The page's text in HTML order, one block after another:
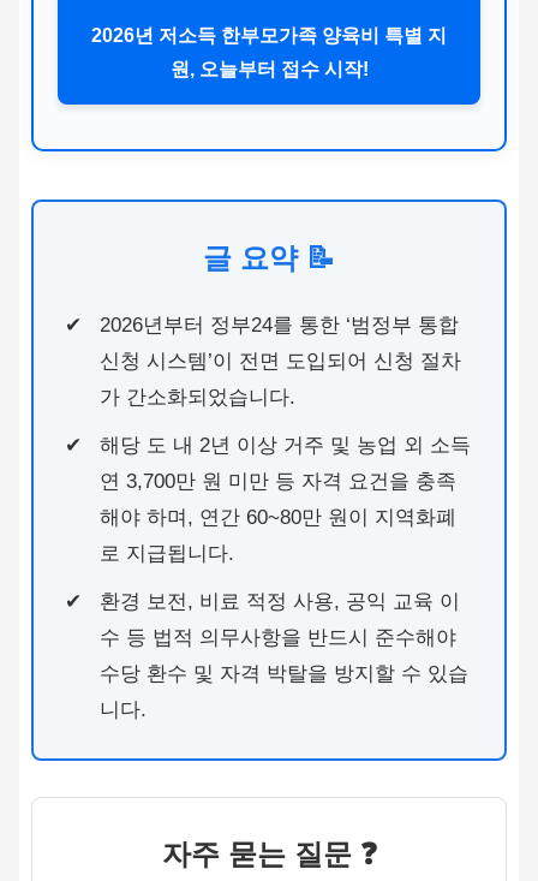
2026년 저소득 한부모가족 양육비 특별 지
원, 오늘부터 접수 시작!
글 요약 📝
2026년부터 정부24를 통한 ‘범정부 통합
신청 시스템’이 전면 도입되어 신청 절차
가 간소화되었습니다.
해당 도 내 2년 이상 거주 및 농업 외 소득
연 3,700만 원 미만 등 자격 요건을 충족
해야 하며, 연간 60~80만 원이 지역화폐
로 지급됩니다.
환경 보전, 비료 적정 사용, 공익 교육 이
수 등 법적 의무사항을 반드시 준수해야
수당 환수 및 자격 박탈을 방지할 수 있습
니다.
자주 묻는 질문 ❓